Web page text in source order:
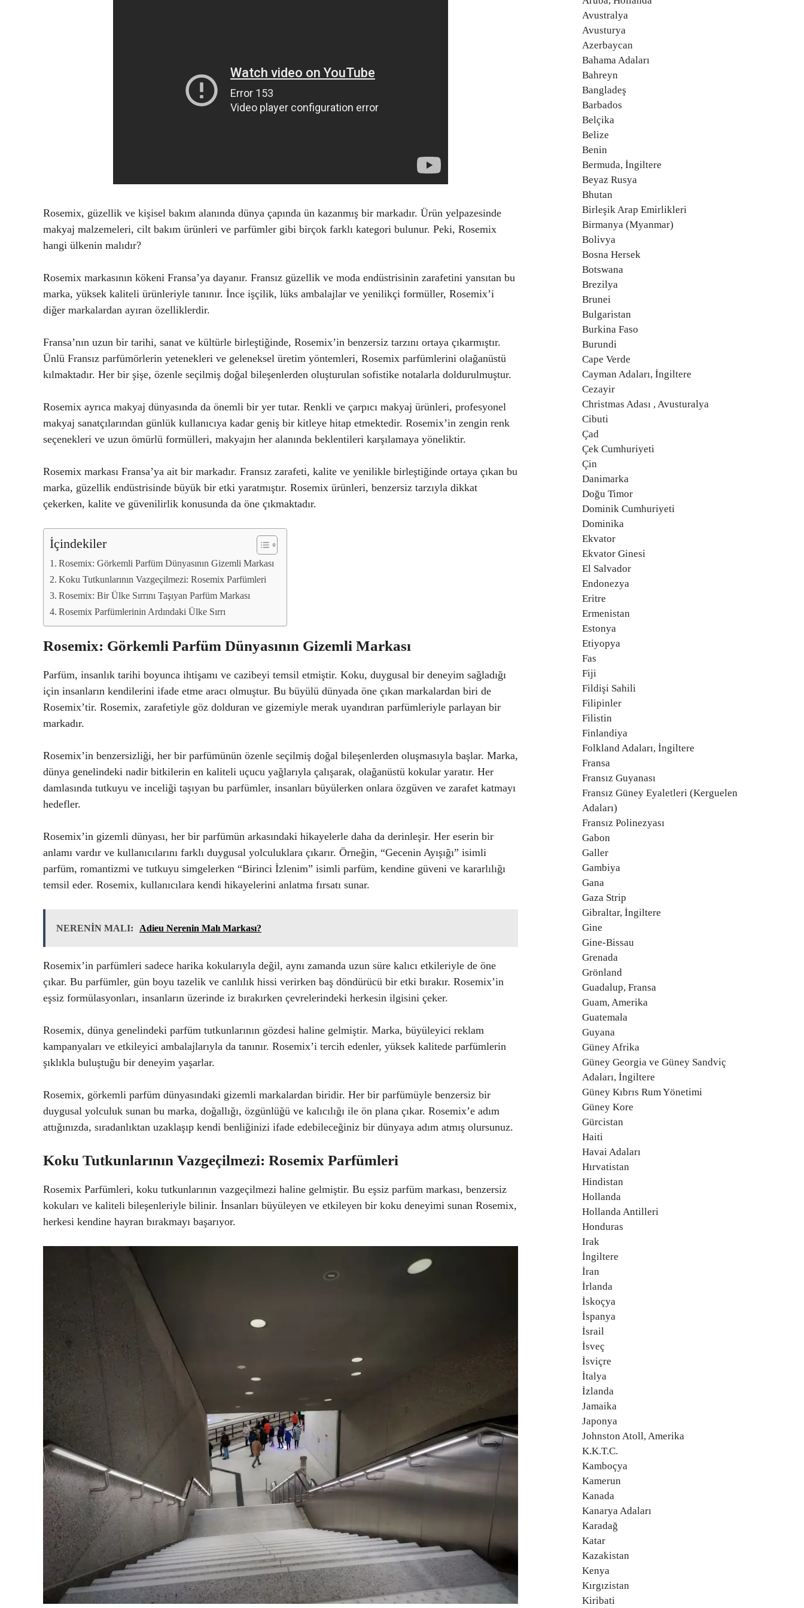
Rosemix, güzellik ve kişisel bakım alanında dünya çapında ün kazanmış bir markadır. Ürün yelpazesinde
makyaj malzemeleri, cilt bakım ürünleri ve parfümler gibi birçok farklı kategori bulunur. Peki, Rosemix
hangi ülkenin malıdır?
Rosemix markasının kökeni Fransa’ya dayanır. Fransız güzellik ve moda endüstrisinin zarafetini yansıtan bu
marka, yüksek kaliteli ürünleriyle tanınır. İnce işçilik, lüks ambalajlar ve yenilikçi formüller, Rosemix’i
diğer markalardan ayıran özelliklerdir.
Fransa’nın uzun bir tarihi, sanat ve kültürle birleştiğinde, Rosemix’in benzersiz tarzını ortaya çıkarmıştır.
Ünlü Fransız parfümörlerin yetenekleri ve geleneksel üretim yöntemleri, Rosemix parfümlerini olağanüstü
kılmaktadır. Her bir şişe, özenle seçilmiş doğal bileşenlerden oluşturulan sofistike notalarla doldurulmuştur.
Rosemix ayrıca makyaj dünyasında da önemli bir yer tutar. Renkli ve çarpıcı makyaj ürünleri, profesyonel
makyaj sanatçılarından günlük kullanıcıya kadar geniş bir kitleye hitap etmektedir. Rosemix’in zengin renk
seçenekleri ve uzun ömürlü formülleri, makyajın her alanında beklentileri karşılamaya yöneliktir.
Rosemix markası Fransa’ya ait bir markadır. Fransız zarafeti, kalite ve yenilikle birleştiğinde ortaya çıkan bu
marka, güzellik endüstrisinde büyük bir etki yaratmıştır. Rosemix ürünleri, benzersiz tarzıyla dikkat
çekerken, kalite ve güvenilirlik konusunda da öne çıkmaktadır.
İçindekiler
Rosemix: Görkemli Parfüm Dünyasının Gizemli Markası
Koku Tutkunlarının Vazgeçilmezi: Rosemix Parfümleri
Rosemix: Bir Ülke Sırrını Taşıyan Parfüm Markası
Rosemix Parfümlerinin Ardındaki Ülke Sırrı
Rosemix: Görkemli Parfüm Dünyasının Gizemli Markası
Parfüm, insanlık tarihi boyunca ihtişamı ve cazibeyi temsil etmiştir. Koku, duygusal bir deneyim sağladığı
için insanların kendilerini ifade etme aracı olmuştur. Bu büyülü dünyada öne çıkan markalardan biri de
Rosemix’tir. Rosemix, zarafetiyle göz dolduran ve gizemiyle merak uyandıran parfümleriyle parlayan bir
markadır.
Rosemix’in benzersizliği, her bir parfümünün özenle seçilmiş doğal bileşenlerden oluşmasıyla başlar. Marka,
dünya genelindeki nadir bitkilerin en kaliteli uçucu yağlarıyla çalışarak, olağanüstü kokular yaratır. Her
damlasında tutkuyu ve inceliği taşıyan bu parfümler, insanları büyülerken onlara özgüven ve zarafet katmayı
hedefler.
Rosemix’in gizemli dünyası, her bir parfümün arkasındaki hikayelerle daha da derinleşir. Her eserin bir
anlamı vardır ve kullanıcılarını farklı duygusal yolculuklara çıkarır. Örneğin, “Gecenin Ayışığı” isimli
parfüm, romantizmi ve tutkuyu simgelerken “Birinci İzlenim” isimli parfüm, kendine güveni ve kararlılığı
temsil eder. Rosemix, kullanıcılara kendi hikayelerini anlatma fırsatı sunar.
NERENİN MALI: Adieu Nerenin Malı Markası?
Rosemix’in parfümleri sadece harika kokularıyla değil, aynı zamanda uzun süre kalıcı etkileriyle de öne
çıkar. Bu parfümler, gün boyu tazelik ve canlılık hissi verirken baş döndürücü bir etki bırakır. Rosemix’in
eşsiz formülasyonları, insanların üzerinde iz bırakırken çevrelerindeki herkesin ilgisini çeker.
Rosemix, dünya genelindeki parfüm tutkunlarının gözdesi haline gelmiştir. Marka, büyüleyici reklam
kampanyaları ve etkileyici ambalajlarıyla da tanınır. Rosemix’i tercih edenler, yüksek kalitede parfümlerin
şıklıkla buluştuğu bir deneyim yaşarlar.
Rosemix, görkemli parfüm dünyasındaki gizemli markalardan biridir. Her bir parfümüyle benzersiz bir
duygusal yolculuk sunan bu marka, doğallığı, özgünlüğü ve kalıcılığı ile ön plana çıkar. Rosemix’e adım
attığınızda, sıradanlıktan uzaklaşıp kendi benliğinizi ifade edebileceğiniz bir dünyaya adım atmış olursunuz.
Koku Tutkunlarının Vazgeçilmezi: Rosemix Parfümleri
Rosemix Parfümleri, koku tutkunlarının vazgeçilmezi haline gelmiştir. Bu eşsiz parfüm markası, benzersiz
kokuları ve kaliteli bileşenleriyle bilinir. İnsanları büyüleyen ve etkileyen bir koku deneyimi sunan Rosemix,
herkesi kendine hayran bırakmayı başarıyor.
Avustralya
Avusturya
Azerbaycan
Bahama Adaları
Bahreyn
Bangladeş
Barbados
Belçika
Belize
Benin
Bermuda, İngiltere
Beyaz Rusya
Bhutan
Birleşik Arap Emirlikleri
Birmanya (Myanmar)
Bolivya
Bosna Hersek
Botswana
Brezilya
Brunei
Bulgaristan
Burkina Faso
Burundi
Cape Verde
Cayman Adaları, İngiltere
Cezayir
Christmas Adası , Avusturalya
Cibuti
Çad
Çek Cumhuriyeti
Çin
Danimarka
Doğu Timor
Dominik Cumhuriyeti
Dominika
Ekvator
Ekvator Ginesi
El Salvador
Endonezya
Eritre
Ermenistan
Estonya
Etiyopya
Fas
Fiji
Fildişi Sahili
Filipinler
Filistin
Finlandiya
Folkland Adaları, İngiltere
Fransa
Fransız Guyanası
Fransız Güney Eyaletleri (Kerguelen
Adaları)
Fransız Polinezyası
Gabon
Galler
Gambiya
Gana
Gaza Strip
Gibraltar, İngiltere
Gine
Gine-Bissau
Grenada
Grönland
Guadalup, Fransa
Guam, Amerika
Guatemala
Guyana
Güney Afrika
Güney Georgia ve Güney Sandviç
Adaları, İngiltere
Güney Kıbrıs Rum Yönetimi
Güney Kore
Gürcistan
Haiti
Havai Adaları
Hırvatistan
Hindistan
Hollanda
Hollanda Antilleri
Honduras
Irak
İngiltere
İran
İrlanda
İskoçya
İspanya
İsrail
İsveç
İsviçre
İtalya
İzlanda
Jamaika
Japonya
Johnston Atoll, Amerika
K.K.T.C.
Kamboçya
Kamerun
Kanada
Kanarya Adaları
Karadağ
Katar
Kazakistan
Kenya
Kırgızistan
Kiribati